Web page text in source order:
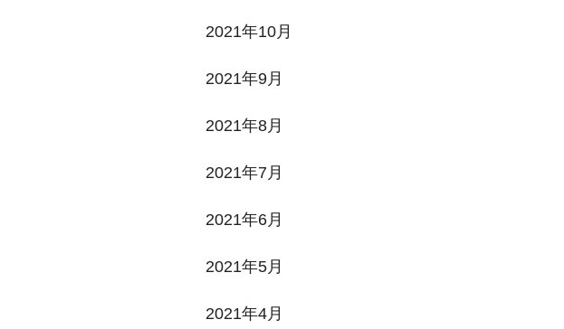
2021年10月
2021年9月
2021年8月
2021年7月
2021年6月
2021年5月
2021年4月